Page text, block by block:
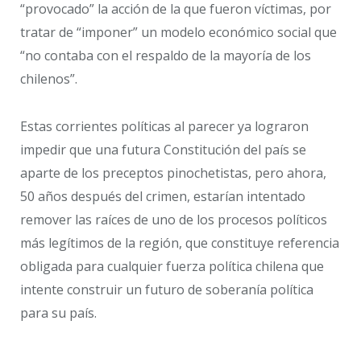
“provocado” la acción de la que fueron víctimas, por
tratar de “imponer” un modelo económico social que
“no contaba con el respaldo de la mayoría de los
chilenos”.
Estas corrientes políticas al parecer ya lograron
impedir que una futura Constitución del país se
aparte de los preceptos pinochetistas, pero ahora,
50 años después del crimen, estarían intentado
remover las raíces de uno de los procesos políticos
más legítimos de la región, que constituye referencia
obligada para cualquier fuerza política chilena que
intente construir un futuro de soberanía política
para su país.